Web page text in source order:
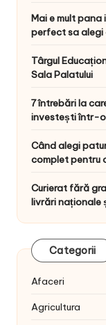
Mai e mult pana
perfect sa
Târgul
Sala Palatului
7 întrebări la
investești într-
Când alegi
complet pentru
Curierat fără
livrări naționale
Categorii
Afaceri
Agricultura